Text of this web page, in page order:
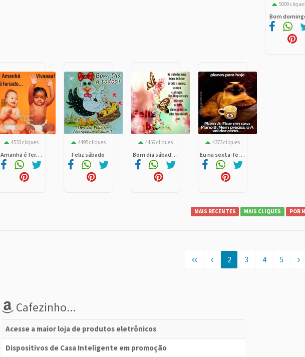
5009
Bom
4533 cliques
Amanhã é fer. . .
4495 cliques
Feliz sábado
4459 cliques
Bom dia sábad. . .
4373 cliques
Eu na sexta-fe. . .
MAIS RECENTES MAIS CLIQUES POR
2 3 4 5
Cafezinho...
Acesse a maior loja de produtos eletrônicos
Dispositivos de Casa Inteligente em promoção